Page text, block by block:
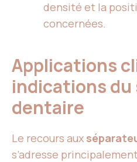
densité et la
concernées.
Applications
indications
dentaire
Le recours aux
s’adresse